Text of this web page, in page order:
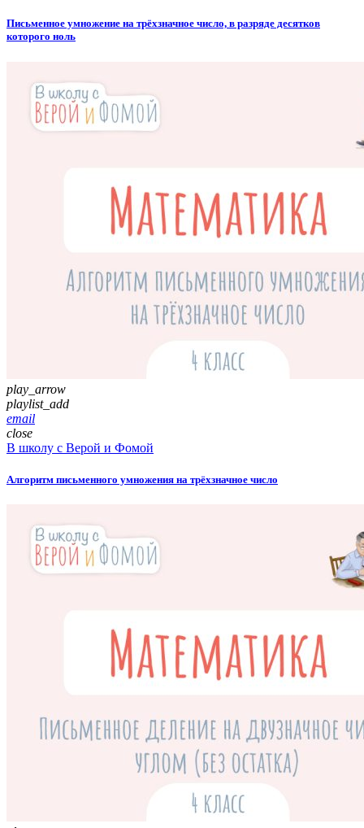
Письменное умножение на трёхзначное число, в разряде десятков
которого ноль
play_arrow
playlist_add
email
close
В школу с Верой и Фомой
Алгоритм письменного умножения на трёхзначное число